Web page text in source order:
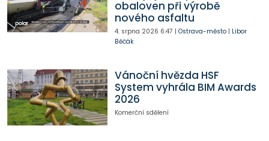
obaloven při výrobě
nového asfaltu
4. srpna 2026 6:47 | Ostrava-město| Libor
Běčák
Vánoční hvězda HSF
System vyhrála BIM Awards
2026
Komerční sdělení